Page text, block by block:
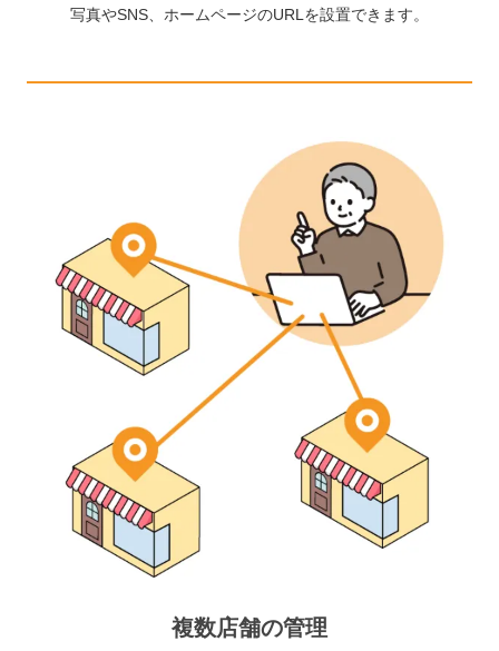
写真やSNS、ホームページのURLを設置できます。
複数店舗の管理